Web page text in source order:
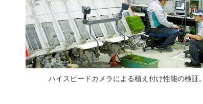
ハイスピードカメラによる植え付け性能の検証。